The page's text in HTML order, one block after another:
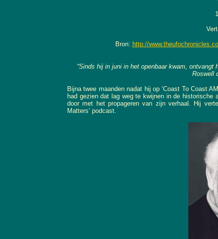
Bron: http://
“Sinds hij in juni in het openbaar kwam,
Roswell
Bijna twee maanden nadat hij op ‘Coast To Coast
had gezien dat lag weg te kwijnen in de historische
door met het propageren van zijn verhaal. Hij
Matters’ podcast.